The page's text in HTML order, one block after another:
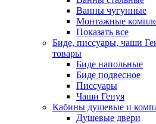
Ванны чугунные
Монтажные
Показать все
Биде, писсуары, чаши
товары
Биде напольные
Биде подвесное
Писсуары
Чаши Генуя
Кабины душевые и
Душевые двери